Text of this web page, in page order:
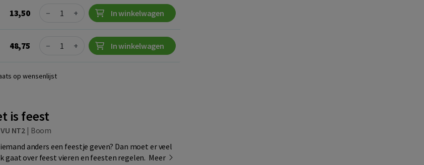
13,50 Quantity
− + In winkelwagen
48,75 Quantity
− + In winkelwagen
op wensenlijst
is feest
VU NT2 | Boom
anders een feestje geven? Dan moet er veel
gaat over feest vieren en feesten regelen. Meer